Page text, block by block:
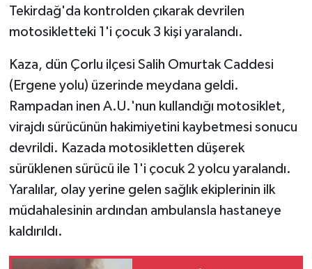
Tekirdağ'da kontrolden çıkarak devrilen
motosikletteki 1'i çocuk 3 kişi yaralandı.
Kaza, dün Çorlu ilçesi Salih Omurtak Caddesi
(Ergene yolu) üzerinde meydana geldi.
Rampadan inen A.U.'nun kullandığı motosiklet,
virajdı sürücünün hakimiyetini kaybetmesi sonucu
devrildi. Kazada motosikletten düşerek
sürüklenen sürücü ile 1'i çocuk 2 yolcu yaralandı.
Yaralılar, olay yerine gelen sağlık ekiplerinin ilk
müdahalesinin ardından ambulansla hastaneye
kaldırıldı.
Gayrimenkul
GENEL
GÜNDEM
HABERDE İNSAN
İNSAN